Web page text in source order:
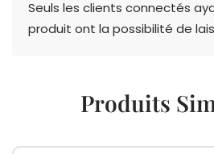
Seuls les clients connectés
produit ont la possibilité de
Produits